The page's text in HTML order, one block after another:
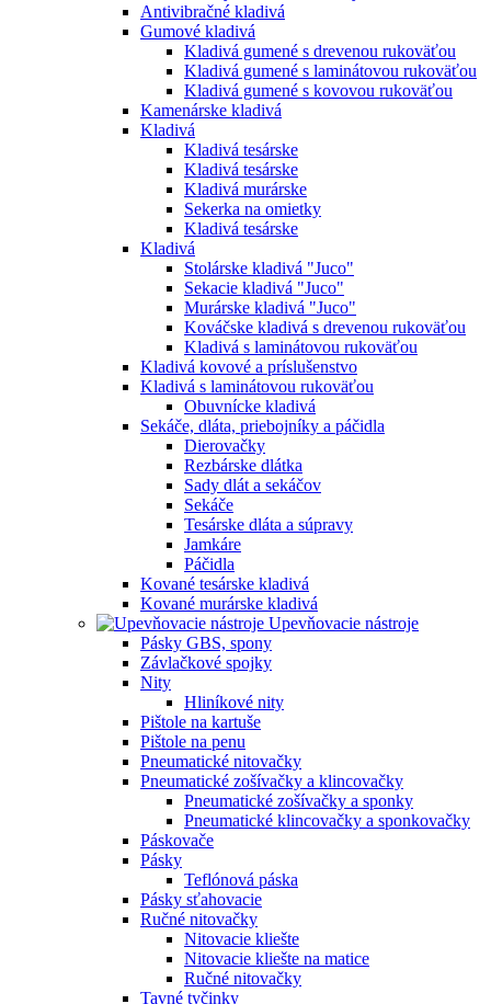
Antivibračné kladivá
Gumové kladivá
Kladivá gumené s drevenou rukoväťou
Kladivá gumené s laminátovou rukoväťou
Kladivá gumené s kovovou rukoväťou
Kamenárske kladivá
Kladivá
Kladivá tesárske
Kladivá tesárske
Kladivá murárske
Sekerka na omietky
Kladivá tesárske
Kladivá
Stolárske kladivá "Juco"
Sekacie kladivá "Juco"
Murárske kladivá "Juco"
Kováčske kladivá s drevenou rukoväťou
Kladivá s laminátovou rukoväťou
Kladivá kovové a príslušenstvo
Kladivá s laminátovou rukoväťou
Obuvnícke kladivá
Sekáče, dláta, priebojníky a páčidla
Dierovačky
Rezbárske dlátka
Sady dlát a sekáčov
Sekáče
Tesárske dláta a súpravy
Jamkáre
Páčidla
Kované tesárske kladivá
Kované murárske kladivá
Upevňovacie nástroje
Pásky GBS, spony
Závlačkové spojky
Nity
Hliníkové nity
Pištole na kartuše
Pištole na penu
Pneumatické nitovačky
Pneumatické zošívačky a klincovačky
Pneumatické zošívačky a sponky
Pneumatické klincovačky a sponkovačky
Páskovače
Pásky
Teflónová páska
Pásky sťahovacie
Ručné nitovačky
Nitovacie kliešte
Nitovacie kliešte na matice
Ručné nitovačky
Tavné tyčinky